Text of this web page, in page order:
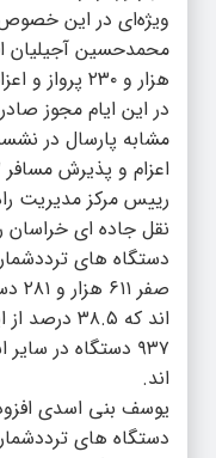
ویژه‌ای در این
در این ایام مجوز
اعزام و پذیرش مسافر ۴۲ درصد رشد داشته است.
رییس مرکز مدیریت
نقل جاده ای خراسان
دستگاه های
۹۳۷ دستگاه در
اند.
یوسف بنی اسدی